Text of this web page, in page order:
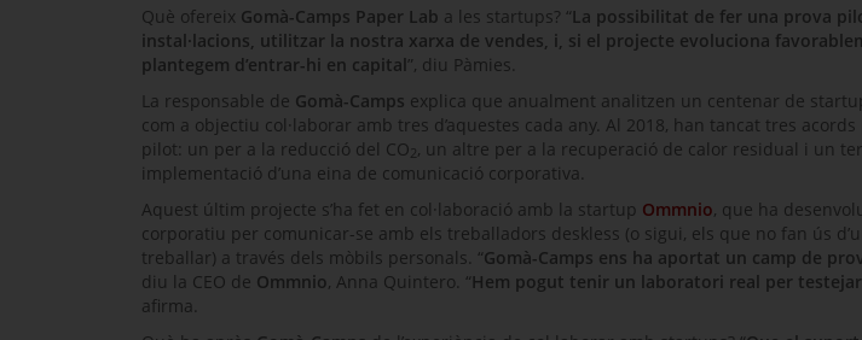
Què ofereix Gomà-Camps Paper Lab a les startups? “La possibilitat de fer una prova
instal·lacions, utilitzar la nostra xarxa de vendes, i, si el projecte evoluciona
plantegem d’entrar-hi en capital”, diu Pàmies.
La responsable de Gomà-Camps explica que anualment analitzen un centenar de
com a objectiu col·laborar amb tres d’aquestes cada any. Al 2018, han tancat tres
pilot: un per a la reducció del CO2, un altre per a la recuperació de calor residual i un
implementació d’una eina de comunicació corporativa.
Aquest últim projecte s’ha fet en col·laboració amb la startup Ommnio, que ha
corporatiu per comunicar-se amb els treballadors deskless (o sigui, els que no fan ús
treballar) a través dels mòbils personals. “Gomà-Camps ens ha aportat un camp de
diu la CEO de Ommnio, Anna Quintero . “Hem pogut tenir un laboratori real per
afirma.